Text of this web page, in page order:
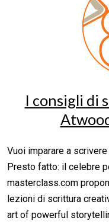
I consigli di
Vuoi imparare a
Presto fatto: il celebre
masterclass.com
lezioni di scrittura
art of powerful